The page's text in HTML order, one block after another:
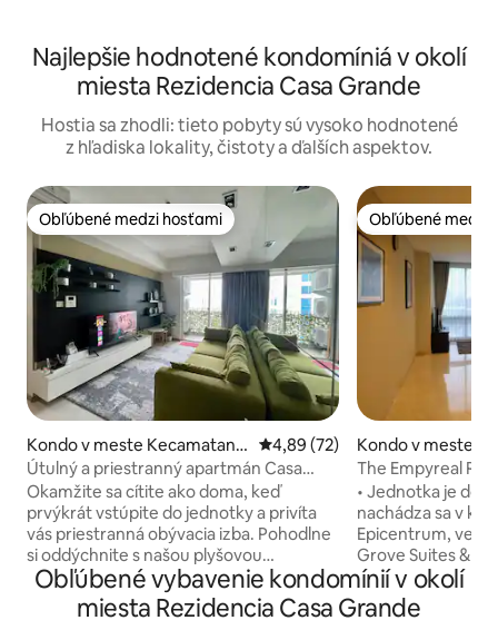
Najlepšie hodnotené kondomíniá v okolí
miesta Rezidencia Casa Grande
Hostia sa zhodli: tieto pobyty sú vysoko hodnotené
z hľadiska lokality, čistoty a ďalších aspektov.
Obľúbené medzi hosťami
Obľúbené medzi hosťami
Kondo v meste Kecamatan T
ebet
Priemerné ohodnotenie 4,89
4,89 (72)
Útulný a priestranný apartmán Casa
Grande s 2 spálňami
Okamžite sa cítite ako doma, keď
prvýkrát vstúpite do jednotky a privíta
vás priestranná obývacia izba. Pohodlne
si oddýchnite s našou plyšovou
latexovou posteľou veľkosti King v
hlavnej spálni a dvoma manželskými
posteľami v vedľajšej spálni. +
Obľúbené medzi
Obľúbené medzi
Kondo v meste
The Empyreal
lôžko a 1 kúpeľňa)
• Jednotka je
nachádza sa v
Epicentrum,
Grove Suites &
je prepojený s
Epicentrum Mall
takže môžete
Obľúbené vybavenie kondomínií v okolí
miesta Rezidencia Casa Grande